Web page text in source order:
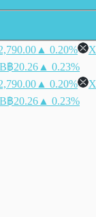
▲ 0.20%
฿20.26 ▲ 0.23%
▲ 0.20%
฿20.26 ▲ 0.23%